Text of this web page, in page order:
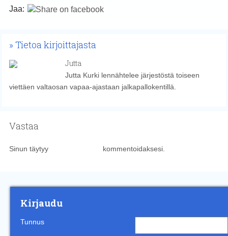
Jaa:
Tietoa kirjoittajasta
Jutta
Jutta Kurki lennähtelee järjestöstä toiseen
viettäen valtaosan vapaa-ajastaan jalkapallokentillä.
Vastaa
Sinun täytyy kommentoidaksesi.
Kirjaudu
Tunnus